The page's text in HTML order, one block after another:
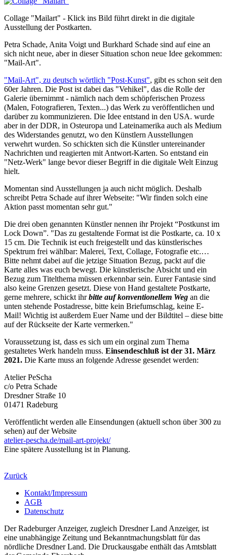
Collage "Mailart" - Klick ins Bild führt direkt in die digitale
Ausstellung der Postkarten.
Petra Schade, Anita Voigt und Burkhard Schade sind auf eine an
sich nicht neue, aber in dieser Situation schon neue Idee gekommen:
"Mail-Art".
"Mail-Art", zu deutsch wörtlich "Post-Kunst", gibt es schon seit den
60er Jahren. Die Post ist dabei das "Vehikel", das die Rolle der
Galerie übernimmt - nämlich nach dem schöpferischen Prozess
(Malen, Fotografieren, Texten...) das Werk zu veröffentlichen und
darüber zu kommunizieren. Die Idee entstand in den USA. wurde
aber in der DDR, in Osteuropa und Lateinamerika auch als Medium
des Widerstandes genutzt, wo den Künstlern Ausstellungen
verwehrt wurden. So schickten sich die Künstler untereinander
Nachrichten und reagierten mit Antwort-Karten. So entstand ein
"Netz-Werk" lange bevor dieser Begriff in die digitale Welt Einzug
hielt.
Momentan sind Ausstellungen ja auch nicht möglich. Deshalb
schreibt Petra Schade auf ihrer Webseite: "Wir finden solch eine
Aktion passt momentan sehr gut."
Die drei oben genannten Künstler nennen ihr Projekt “Postkunst im
Lock Down”. "Das zu gestaltende Format ist die Postkarte, ca. 10 x
15 cm. Die Technik ist euch freigestellt und das künstlerisches
Spektrum frei wählbar: Malerei, Text, Collage, Fotografie etc.…
Bitte nehmt dabei auf die jetzige Situation Bezug, packt auf die
Karte alles was euch bewegt. Die künstlerische Absicht und ein
Bezug zum Titelthema müssen erkennbar sein. Eurer Fantasie sind
also keine Grenzen gesetzt. Diese von Hand gestaltete Postkarte,
gerne mehrere, schickt ihrbitte auf konventionellem Weg an die
unten stehende Postadresse, bitte kein Briefumschlag, keine E-
Mail! Wichtig ist außerdem Euer Name und der Bildtitel – diese bitte
auf der Rückseite der Karte vermerken."
Voraussetzung ist, dass es sich um ein orginal zum Thema
gestaltetes Werk handeln muss. Einsendeschluß ist der 31. März
2021. Die Karte muss an folgende Adresse gesendet werden:
Atelier PeScha
c/o Petra Schade
Dresdner Straße 10
01471 Radeburg
Veröffentlicht werden alle Einsendungen (aktuell schon über 300 zu
sehen) auf der Website
atelier-pescha.de/mail-art-projekt/
Eine spätere Ausstellung ist in Planung.
Zurück
Kontakt/Impressum
AGB
Datenschutz
Der Radeburger Anzeiger, zugleich Dresdner Land Anzeiger, ist
eine unabhängige Zeitung und Bekanntmachungsblatt für das
nördliche Dresdner Land. Die Druckausgabe enthält das Amtsblatt